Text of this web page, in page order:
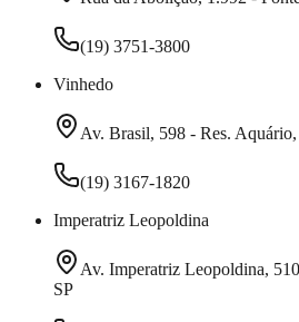
(19) 3751-3800
Vinhedo
Av. Brasil, 598 - Res.
(19) 3167-1820
Imperatriz Leopoldina
Av. Imperatriz Leopoldina,
SP